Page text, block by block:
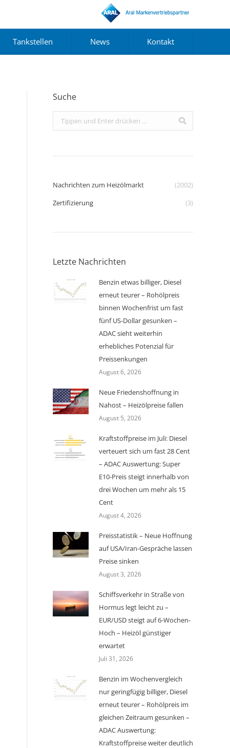
Tankstellen News Kontakt
Suche
Search:
Nachrichten zum Heizölmarkt
(2002)
Zertifizierung
(3)
Letzte Nachrichten
Benzin etwas billiger, Diesel
erneut teurer – Rohölpreis
binnen Wochenfrist um fast
fünf US-Dollar gesunken –
ADAC sieht weiterhin
erhebliches Potenzial für
Preissenkungen
August 6, 2026
Neue Friedenshoffnung in
Nahost – Heizölpreise fallen
August 5, 2026
Kraftstoffpreise im Juli: Diesel
verteuert sich um fast 28 Cent
– ADAC Auswertung: Super
E10-Preis steigt innerhalb von
drei Wochen um mehr als 15
Cent
August 4, 2026
Preisstatistik – Neue Hoffnung
auf USA/Iran-Gespräche lassen
Preise sinken
August 3, 2026
Schiffsverkehr in Straße von
Hormus legt leicht zu –
EUR/USD steigt auf 6-Wochen-
Hoch – Heizöl günstiger
erwartet
Juli 31, 2026
Benzin im Wochenvergleich
nur geringfügig billiger, Diesel
erneut teurer – Rohölpreis im
gleichen Zeitraum gesunken –
ADAC Auswertung:
Kraftstoffpreise weiter deutlich